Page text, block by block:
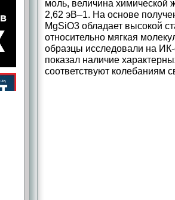
моль, величина химической
2,62 эВ–1. На основе
MgSiO3 обладает высокой
относительно мягкая
образцы исследовали на
показал наличие
соответствуют колебаниям